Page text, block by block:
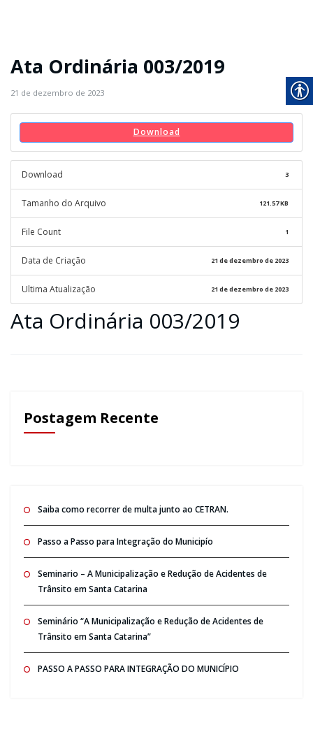
Ata Ordinária 003/2019
21 de dezembro de 2023
Download
Download 3
Tamanho do Arquivo 121.57 KB
File Count 1
Data de Criação 21 de dezembro de 2023
Ultima Atualização 21 de dezembro de 2023
Ata Ordinária 003/2019
Postagem Recente
Saiba como recorrer de multa junto ao CETRAN.
Passo a Passo para Integração do Municipío
Seminario – A Municipalização e Redução de Acidentes de
Trânsito em Santa Catarina
Seminário “A Municipalização e Redução de Acidentes de
Trânsito em Santa Catarina”
PASSO A PASSO PARA INTEGRAÇÃO DO MUNICÍPIO